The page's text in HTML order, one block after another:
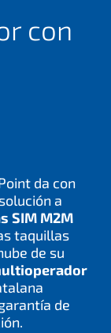
con
da con
a
SIM M2M
taquillas
de su
de